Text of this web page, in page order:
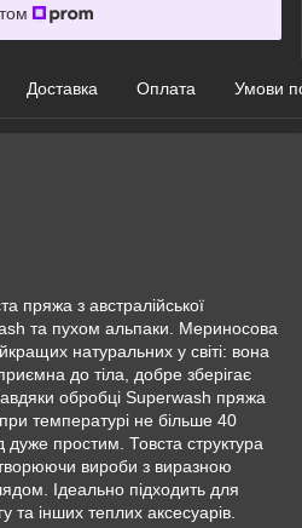
Доставка Оплата Умови
пряжа з австралійської
та пухом альпаки. Мериносова
натуральних у світі: вона
до тіла, добре зберігає
обробці Superwash пряжа
температурі не більше 40
дуже простим. Товста структура
вироби з виразною
Ідеально підходить для
та інших теплих аксесуарів.